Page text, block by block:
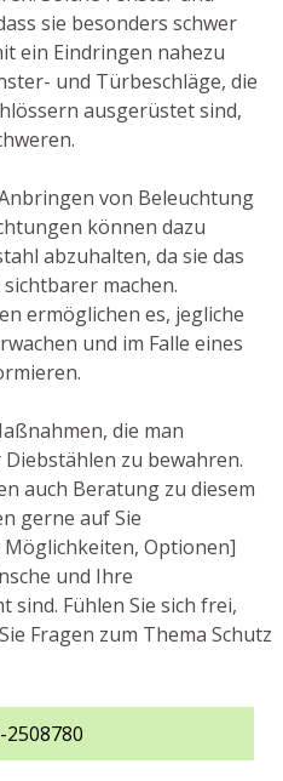
sie besonders schwer
ein Eindringen nahezu
und Türbeschläge, die
ausgerüstet sind,
von Beleuchtung
können dazu
abzuhalten, da sie das
machen.
ermöglichen es, jegliche
und im Falle eines
die man
zu bewahren.
auch Beratung zu diesem
gerne auf Sie
Optionen]
und Ihre
Fühlen Sie sich frei,
Fragen zum Thema Schutz
2508780